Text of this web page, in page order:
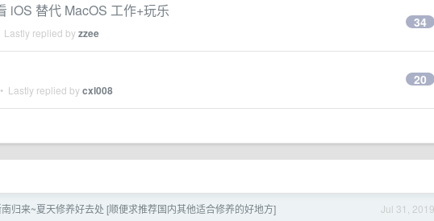
iOS 替代 MacOS 工作+玩乐
Lastly replied byzzee
34
• Lastly replied bycxl008
20
Jul 31, 2019
归来~夏天修养好去处 [顺便求推荐国内其他适合修养的好地方]